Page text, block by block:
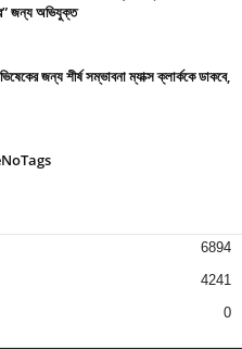
জন্য অভিযুক্ত
জন্য শীর্ষ সম্ভাবনা ম্যাক্স ক্লার্ককে ডাকবে,
6894
4241
0